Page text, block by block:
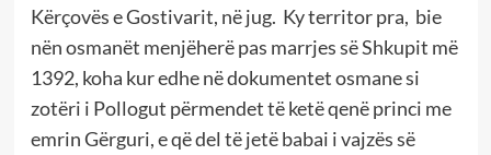
Kërçovës e Gostivarit, në jug. Ky territor pra, bie
nën osmanët menjëherë pas marrjes së Shkupit më
1392, koha kuredhe në dokumentet osmanesi
zotëri i Pollogut përmendettë ketë qenë princi me
emrin Gërguri, e që del të jetë babai i vajzës së